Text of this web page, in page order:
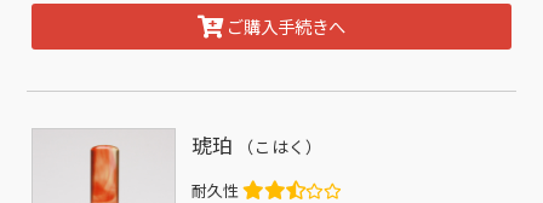
ご購入手続きへ
琥珀 （こはく）
耐久性